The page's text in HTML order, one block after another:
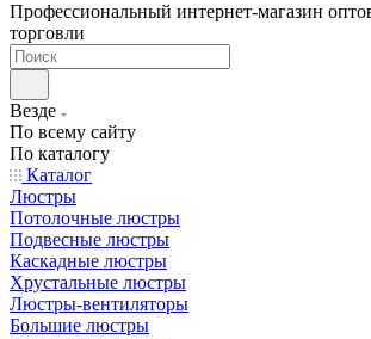
Профессиональный интернет-магазин
торговли
Везде
По всему сайту
По каталогу
Каталог
Люстры
Потолочные люстры
Подвесные люстры
Каскадные люстры
Хрустальные люстры
Люстры-вентиляторы
Большие люстры